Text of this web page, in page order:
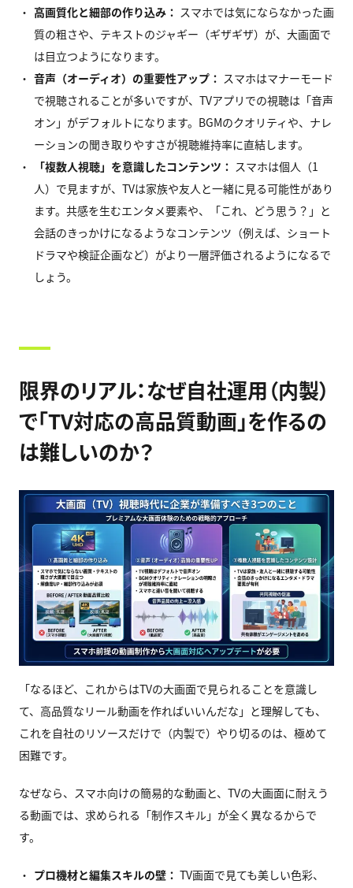
高画質化と細部の作り込み： スマホでは気にならなかった画
質の粗さや、テキストのジャギー（ギザギザ）が、大画面で
は目立つようになります。
音声（オーディオ）の重要性アップ： スマホはマナーモード
で視聴されることが多いですが、TVアプリでの視聴は「音声
オン」がデフォルトになります。BGMのクオリティや、ナレ
ーションの聞き取りやすさが視聴維持率に直結します。
「複数人視聴」を意識したコンテンツ： スマホは個人（1
人）で見ますが、TVは家族や友人と一緒に見る可能性があり
ます。共感を生むエンタメ要素や、「これ、どう思う？」と
会話のきっかけになるようなコンテンツ（例えば、ショート
ドラマや検証企画など）がより一層評価されるようになるで
しょう。
限界のリアル：なぜ自社運用（内製）
で「TV対応の高品質動画」を作るの
は難しいのか？
「なるほど、これからはTVの大画面で見られることを意識し
て、高品質なリール動画を作ればいいんだな」と理解しても、
これを自社のリソースだけで（内製で）やり切るのは、極めて
困難です。
なぜなら、スマホ向けの簡易的な動画と、TVの大画面に耐えう
る動画では、求められる「制作スキル」が全く異なるからで
す。
プロ機材と編集スキルの壁： TV画面で見ても美しい色彩、